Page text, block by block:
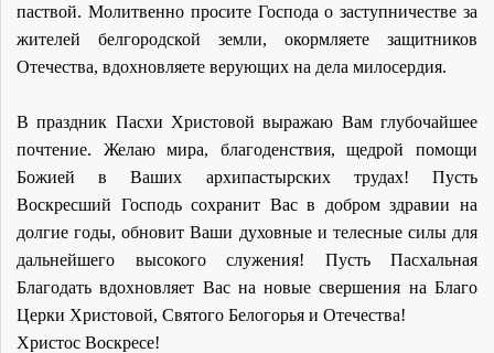
паствой. Молитвенно просите Господа о заступничестве за
жителей белгородской земли, окормляете защитников
Отечества, вдохновляете верующих на дела милосердия.
В праздник Пасхи Христовой выражаю Вам глубочайшее
почтение. Желаю мира, благоденствия, щедрой помощи
Божией в Ваших архипастырских трудах! Пусть
Воскресший Господь сохранит Вас в добром здравии на
долгие годы, обновит Ваши духовные и телесные силы для
дальнейшего высокого служения! Пусть Пасхальная
Благодать вдохновляет Вас на новые свершения на Благо
Церки Христовой, Святого Белогорья и Отечества!
Христос Воскресе!